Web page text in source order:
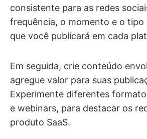
consistente para as redes
frequência, o momento e o tipo
que você publicará em cada
Em seguida, crie conteúdo
agregue valor para suas
Experimente diferentes
e webinars, para destacar os
produto SaaS.